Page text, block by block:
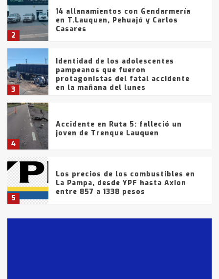
2
14 allanamientos con Gendarmería
en T.Lauquen, Pehuajó y Carlos
Casares
3
Identidad de los adolescentes
pampeanos que fueron
protagonistas del fatal accidente
en la mañana del lunes
4
Accidente en Ruta 5: falleció un
joven de Trenque Lauquen
5
Los precios de los combustibles en
La Pampa, desde YPF hasta Axion
entre 857 a 1338 pesos